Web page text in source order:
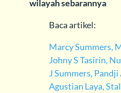
wilayah sebarannya
Baca artikel:
Marcy Summers,
Johny S Tasirin,
J Summers, Pandji
Agustian Laya,